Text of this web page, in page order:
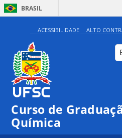
BRASIL
ACESSIBILIDADE ALTO
Curso de
Química